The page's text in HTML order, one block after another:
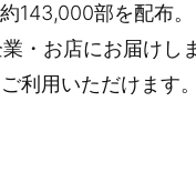
143,000部を配布。
・お店にお届けし
利用いただけます。